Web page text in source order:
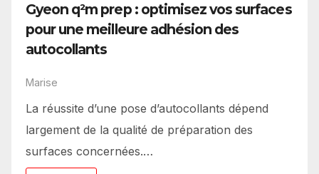
Gyeon q²m prep : optimisez vos surfaces
pour une meilleure adhésion des
autocollants
Marise
La réussite d’une pose d’autocollants dépend
largement de la qualité de préparation des
surfaces concernées.…